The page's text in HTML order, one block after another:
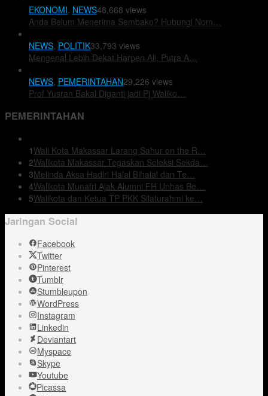
EKONOMI, NEWS48,668 views
Anda Belum Menerima Sembako? Hubungi Nom…
NEWS, POLITIK33,793 views
Mengenal Lebih Dekat Harpen Ali, Putra A…
NEWS, PEMERINTAHAN29,226 views
Prof Yusran Bakal Diganti jadi Pj Waliko…
PEMERINTAHAN
1Wali Kota Makassar Larang Sahur on the R…
2Walikota Makassar Tegaskan Seleksi Sekda…
3Melinda Aksa Hadiri Halal Bihalal dan Te…
4Walikota Munafri Ajak Alumni FH Unhas Be…
5Walikota dan Ketua TP PKK Silaturahmi ke…
Jaringan Social
Facebook
Twitter
Pinterest
Tumblr
Stumbleupon
WordPress
Instagram
Linkedin
Deviantart
Myspace
Skype
Youtube
Picassa